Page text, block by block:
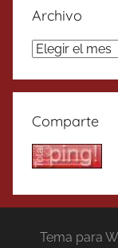
Archivo
Archivo
Comparte
Tema para